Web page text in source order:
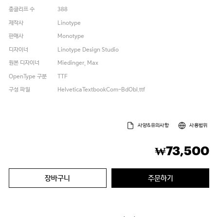
총글리프 수
388
제작사
Linotype
판매사
Monotype
디자이너
Linotype Design Studio
원본 디자이너
Miedinger, Max
OpenType 구분
TTF
구성 파일
HelveticaTextbookCom-BdObl.ttf
사양&유의사항 사용범위
₩73,500
장바구니 주문하기